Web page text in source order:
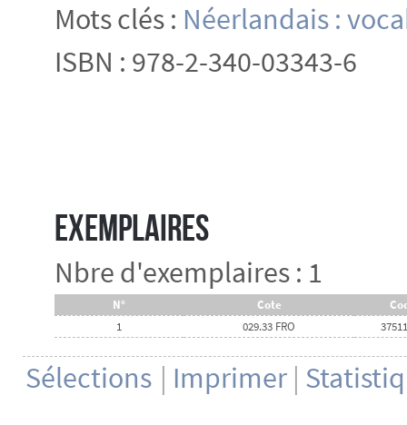
Mots clés : Néerlandais :
ISBN : 978-2-340-03343-6
Exemplaires
Nbre d'exemplaires : 1
N° Cote
1
029.33 FRO
Sélections | Imprimer |